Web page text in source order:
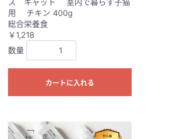
ス キャット 室内で暮らす子猫
用 チキン 400g
総合栄養食
￥1,218
数量
カートに入れる